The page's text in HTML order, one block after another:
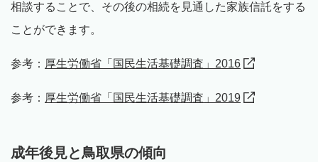
相談することで、その後の相続を見通した家族信託をする
ことができます。
参考： 厚生労働省「国民生活基礎調査」2016
参考： 厚生労働省「国民生活基礎調査」2019
成年後見と鳥取県の傾向